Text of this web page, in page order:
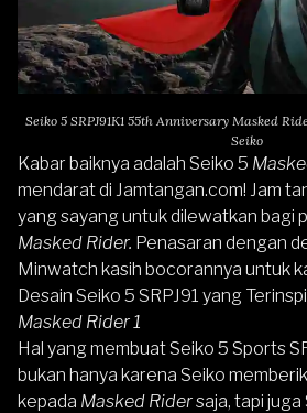
Seiko 5 SRPJ91K1 55th Anniversary Masked
Seiko
Kabar baiknya adalah Seiko 5
mendarat di Jamtangan.com! Jam
yang sayang untuk dilewatkan bagi
Masked Rider. Penasaran dengan
Minwatch kasih bocorannya untuk
Desain Seiko 5 SRPJ91 yang
Masked Rider 1
Hal yang membuat Seiko 5 Sports
bukan hanya karena Seiko
kepada Masked Ridersaja, tapi